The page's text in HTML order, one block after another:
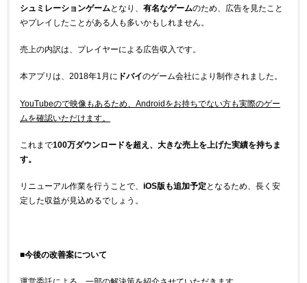
シュミレーションゲームとなり、 有名なゲームのため、広告を見たこと
やプレイしたことがある人も多いかもしれません。
売上の内訳は、プレイヤーによる広告収入です。
本アプリは、2018年1月に ドバイのゲーム会社により制作されました。
YouTubeので映像もあるため、Androidをお持ちでない方も実際のゲー
ムを確認いただけます。
これまで100万ダウンロードを超え、大きな売上を上げた実績を持ちま
す。
リニューアル作業を行うことで、 iOS版も追加予定となるため、長く安
定した収益が見込めるでしょう。
■今後の改善案について